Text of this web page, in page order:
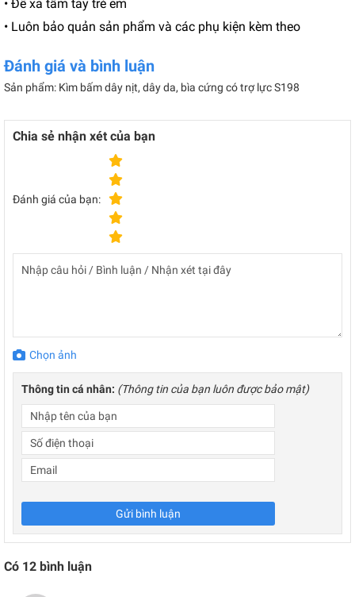
• Để xa tầm tay trẻ em
• Luôn bảo quản sản phẩm và các phụ kiện kèm theo
Đánh giá và bình luận
Sản phẩm: Kìm bấm dây nịt, dây da, bìa cứng có trợ lực S198
Chia sẻ nhận xét của bạn
Đánh giá của bạn:
Chọn ảnh
Thông tin cá nhân: (Thông tin của bạn luôn được bảo mật)
Gửi bình luận
Có 12 bình luận